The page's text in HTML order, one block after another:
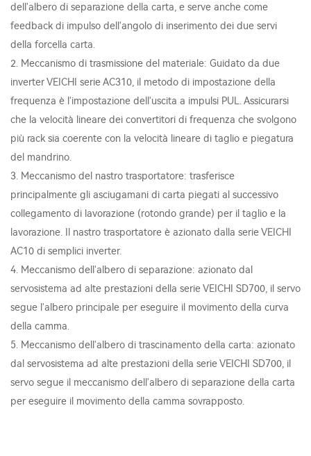
dell'albero di separazione della carta, e serve anche come
feedback di impulso dell'angolo di inserimento dei due servi
della forcella carta.
2. Meccanismo di trasmissione del materiale: Guidato da due
inverter VEICHI serie AC310, il metodo di impostazione della
frequenza è l'impostazione dell'uscita a impulsi PUL. Assicurarsi
che la velocità lineare dei convertitori di frequenza che svolgono
più rack sia coerente con la velocità lineare di taglio e piegatura
del mandrino.
3. Meccanismo del nastro trasportatore: trasferisce
principalmente gli asciugamani di carta piegati al successivo
collegamento di lavorazione (rotondo grande) per il taglio e la
lavorazione. Il nastro trasportatore è azionato dalla serie VEICHI
AC10 di semplici inverter.
4. Meccanismo dell'albero di separazione: azionato dal
servosistema ad alte prestazioni della serie VEICHI SD700, il servo
segue l'albero principale per eseguire il movimento della curva
della camma.
5. Meccanismo dell'albero di trascinamento della carta: azionato
dal servosistema ad alte prestazioni della serie VEICHI SD700, il
servo segue il meccanismo dell'albero di separazione della carta
per eseguire il movimento della camma sovrapposto.